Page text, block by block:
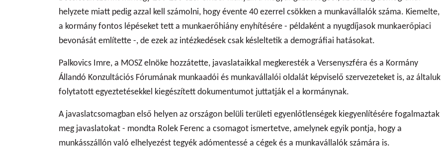
helyzete miatt pedig azzal kell számolni, hogy évente 40 ezerrel csökken a munkavállalók száma. Kiemelte,
a kormány fontos lépéseket tett a munkaerőhiány enyhítésére - példaként a nyugdíjasok munkaerőpiaci
bevonását említette -, de ezek az intézkedések csak késleltetik a demográfiai hatásokat.
Palkovics Imre, a MOSZ elnöke hozzátette, javaslataikkal megkeresték a Versenyszféra és a Kormány
Állandó Konzultációs Fórumának munkaadói és munkavállalói oldalát képviselő szervezeteket is, az általuk
folytatott egyeztetésekkel kiegészített dokumentumot juttatják el a kormánynak.
A javaslatcsomagban első helyen az országon belüli területi egyenlőtlenségek kiegyenlítésére fogalmaztak
meg javaslatokat - mondta Rolek Ferenc a csomagot ismertetve, amelynek egyik pontja, hogy a
munkásszállón való elhelyezést tegyék adómentessé a cégek és a munkavállalók számára is.